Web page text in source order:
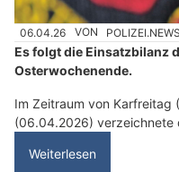
06.04.26 VON
Es folgt die Einsatzbilanz
Osterwochenende.
Im Zeitraum von
(06.04.2026) verzeichnete
Weiterlesen